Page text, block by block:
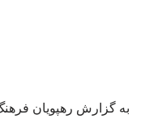
به گزارش رهپویان